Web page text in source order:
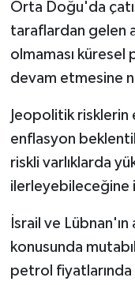
Orta Doğu'da
taraflardan gelen
olmaması küresel
devam etmesine
Jeopolitik risklerin
enflasyon
riskli varlıklarda
ilerleyebileceğine
İsrail ve
konusunda
petrol fiyatlarında